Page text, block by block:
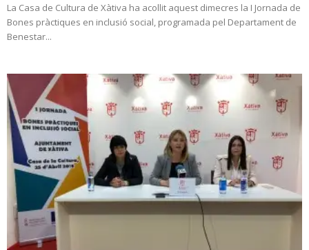
La Casa de Cultura de Xàtiva ha acollit aquest dimecres la I Jornada de
Bones pràctiques en inclusió social, programada pel Departament de
Benestar...